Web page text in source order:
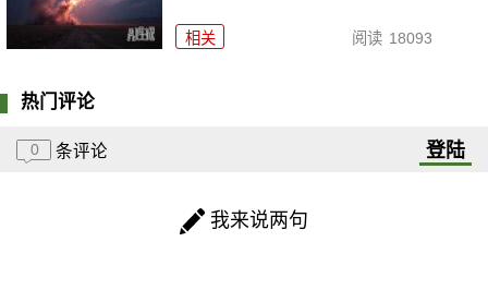
相关 阅读 18093
热门评论
0 条评论 登陆
我来说两句